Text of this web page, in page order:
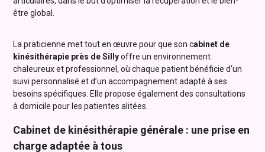
être global.
La praticienne met tout en œuvre pour que son cabinet de
kinésithérapie près de Sillyoffre un environnement
chaleureux et professionnel, où chaque patient bénéficie d’un
suivi personnalisé et d’un accompagnement adapté à ses
besoins spécifiques. Elle propose également des consultations
à domicile pour les patientes alitées.
Cabinet de kinésithérapie générale : une prise en
charge adaptée à tous